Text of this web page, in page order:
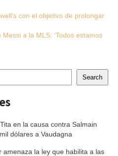
con el objetivo de prolongar
a la MLS: ‘Todos estamos
Search
en la causa contra Salmain
dólares a Vaudagna
amenaza la ley que habilita a las